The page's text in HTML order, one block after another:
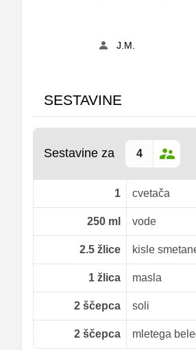
J.M.
SESTAVINE
Sestavine za
1 cvetača
250 ml vode
2.5 žlice kisle
1 žlica masla
2 ščepca soli
2 ščepca mletega